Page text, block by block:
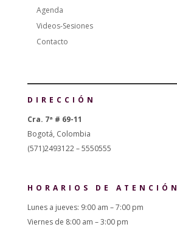
Agenda
Videos-Sesiones
Contacto
DIRECCIÓN
Cra. 7ª # 69-11
Bogotá, Colombia
(571)2493122 – 5550555
HORARIOS DE ATENCIÓN
Lunes a jueves: 9:00 am – 7:00 pm
Viernes de 8:00 am – 3:00 pm